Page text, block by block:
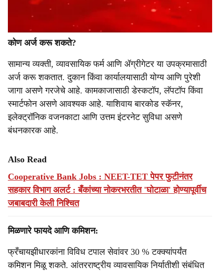
कोण अर्ज करू शकते?
सामान्य व्यक्ती, व्यावसायिक फर्म आणि ॲग्रीगेटर या उपक्रमासाठी
अर्ज करू शकतात. दुकान किंवा कार्यालयासाठी योग्य आणि पुरेशी
जागा असणे गरजेचे आहे. कामकाजासाठी डेस्कटॉप, लॅपटॉप किंवा
स्मार्टफोन असणे आवश्यक आहे. याशिवाय बारकोड स्कॅनर,
इलेक्ट्रॉनिक वजनकाटा आणि उत्तम इंटरनेट सुविधा असणे
बंधनकारक आहे.
Also Read
Cooperative Bank Jobs : NEET-TET पेपर फुटीनंतर
सहकार विभाग अलर्ट : बँकांच्या नोकरभरतीत 'घोटाळा' होण्यापूर्वीच
जबाबदारी केली निश्चित
मिळणारे फायदे आणि कमिशन:
फ्रँचायझीधारकांना विविध टपाल सेवांवर 30 % टक्क्यांपर्यंत
कमिशन मिळू शकते. आंतरराष्ट्रीय व्यावसायिक निर्यातीशी संबंधित